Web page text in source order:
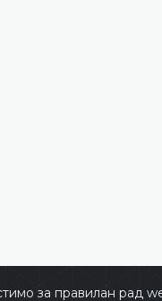
за правилан рад